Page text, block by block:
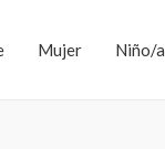
Mujer Niño/a